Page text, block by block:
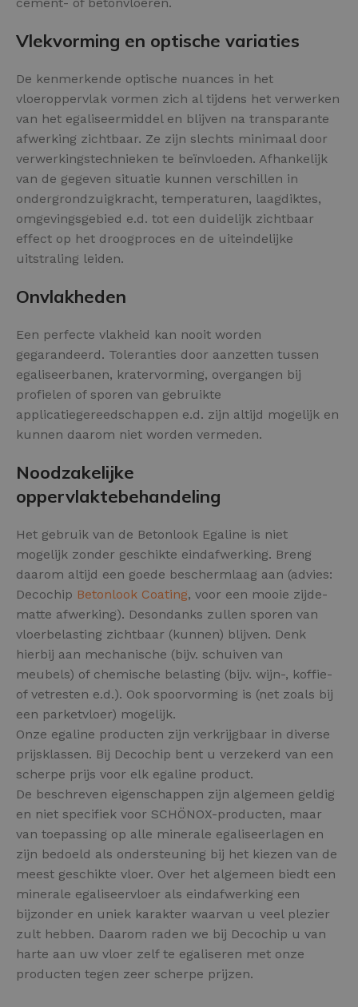
Vlekvorming en optische variaties
De kenmerkende optische nuances in het
vloeroppervlak vormen zich al tijdens het verwerken
van het egaliseermiddel en blijven na transparante
afwerking zichtbaar. Ze zijn slechts minimaal door
verwerkingstechnieken te beïnvloeden. Afhankelijk
van de gegeven situatie kunnen verschillen in
ondergrondzuigkracht, temperaturen, laagdiktes,
omgevingsgebied e.d. tot een duidelijk zichtbaar
effect op het droogproces en de uiteindelijke
uitstraling leiden.
Onvlakheden
Een perfecte vlakheid kan nooit worden
gegarandeerd. Toleranties door aanzetten tussen
egaliseerbanen, kratervorming, overgangen bij
profielen of sporen van gebruikte
applicatiegereedschappen e.d. zijn altijd mogelijk en
kunnen daarom niet worden vermeden.
Noodzakelijke
oppervlaktebehandeling
Het gebruik van de Betonlook Egaline is niet
mogelijk zonder geschikte eindafwerking. Breng
daarom altijd een goede beschermlaag aan (advies:
Decochip Betonlook Coating, voor een mooie zijde-
matte afwerking). Desondanks zullen sporen van
vloerbelasting zichtbaar (kunnen) blijven. Denk
hierbij aan mechanische (bijv. schuiven van
meubels) of chemische belasting (bijv. wijn-, koffie-
of vetresten e.d.). Ook spoorvorming is (net zoals bij
een parketvloer) mogelijk.
Onze egaline producten zijn verkrijgbaar in diverse
prijsklassen. Bij Decochip bent u verzekerd van een
scherpe prijs voor elk egaline product.
De beschreven eigenschappen zijn algemeen geldig
en niet specifiek voor SCHÖNOX-producten, maar
van toepassing op alle minerale egaliseerlagen en
zijn bedoeld als ondersteuning bij het kiezen van de
meest geschikte vloer. Over het algemeen biedt een
minerale egaliseervloer als eindafwerking een
bijzonder en uniek karakter waarvan u veel plezier
zult hebben. Daarom raden we bij Decochip u van
harte aan uw vloer zelf te egaliseren met onze
producten tegen zeer scherpe prijzen.